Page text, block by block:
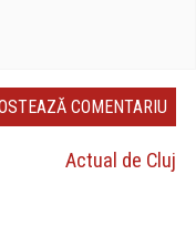
Actual de Cluj